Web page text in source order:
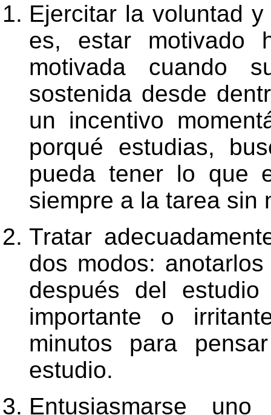
Ejercitar la voluntad
es, estar motivado
motivada cuando
sostenida desde
un incentivo
porqué estudias,
pueda tener lo que
siempre a la tarea sin
Tratar
dos modos:
después del
importante o
minutos para
estudio.
Entusiasmarse